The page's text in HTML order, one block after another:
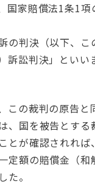
国家賠償法1条1項
の判決（以下、
訴訟判決」といい
この裁判の原告と
、国を被告とする
とが確認されれば
定額の賠償金（和
た。